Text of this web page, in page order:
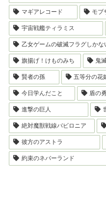
マギアレコード モブ
宇宙戦艦ティラミス
乙女ゲームの破滅フラグしか
旗揚げ！けものみち 鬼
賢者の孫 五等分の花
今日学んだこと 盾の
進撃の巨人
絶対魔獣戦線バビロニア
彼方のアストラ
約束のネバーランド